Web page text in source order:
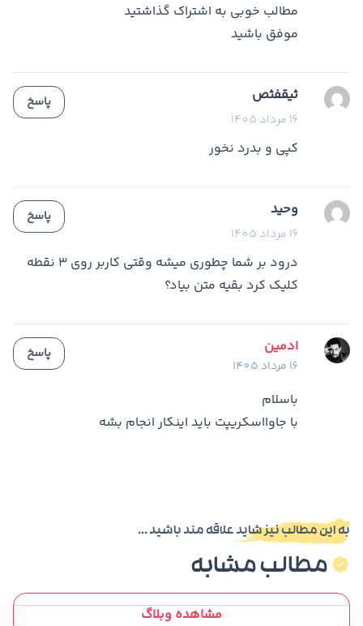
مطالب خوبی به اشتراک گذاشتید
موفق باشید
ثیقفثص
16 مرداد 1405
کپی و بدرد نخور
پاسخ
وحید
16 مرداد 1405
درود بر شما چطوری میشه وقتی کاربر روی 3 نقطه
کلیک کرد بقیه متن بیاد؟
پاسخ
ادمین
16 مرداد 1405
باسلام
با جاوااسکریپت باید اینکار انجام بشه
پاسخ
به این مطالب نیز شاید علاقه مند باشید ...
مطالب مشابه
مشاهده وبلاگ